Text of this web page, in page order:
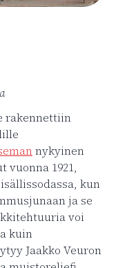
rakennettiin
nykyinen
vuonna 1921,
kun
ja se
voi
kuin
Jaakko Veuron